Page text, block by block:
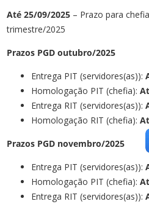
Até 25/09/2025 – Prazo para
trimestre/2025
Prazos PGD outubro/2025
Entrega PIT (servidores(as)):
Homologação PIT (chefia):
Entrega RIT (servidores(as)):
Homologação RIT (chefia):
Prazos PGD novembro/2025
Entrega PIT (servidores(as)):
Homologação PIT (chefia):
Entrega RIT (servidores(as)):